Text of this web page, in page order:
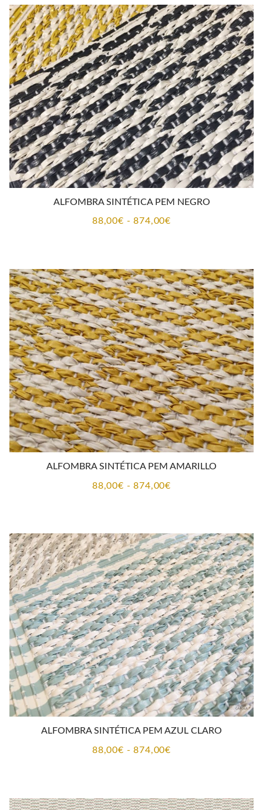
desde
88,00€
hasta
657,00€
ALFOMBRA SINTÉTICA PEM NEGRO
88,00€ - 874,00€Rango
desde
88,00€
hasta
874,00€
ALFOMBRA SINTÉTICA PEM AMARILLO
88,00€ - 874,00€Rango
desde
88,00€
hasta
874,00€
ALFOMBRA SINTÉTICA PEM AZUL CLARO
88,00€ - 874,00€Rango
desde